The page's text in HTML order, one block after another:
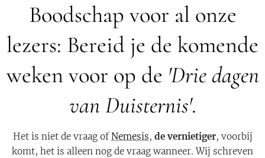
Boodschap voor al onze
lezers: Bereid je de komende
weken voor op de 'Drie dagen
van Duisternis'.
Het is niet de vraag of Nemesis, de vernietiger, voorbij
komt, het is alleen nog de vraag wanneer. Wij schreven